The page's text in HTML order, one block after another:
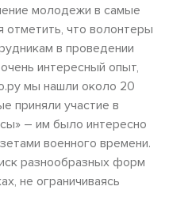
молодежи в самые
что волонтеры
в проведении
интересный опыт,
мы нашли около 20
приняли участие в
– им было интересно
военного времени.
разнообразных форм
не ограничиваясь